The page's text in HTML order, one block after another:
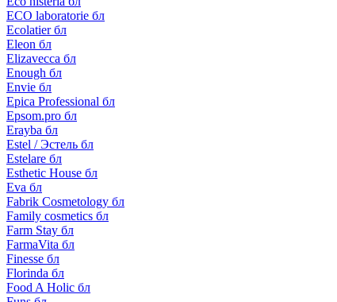
ECO laboratorie бл
Ecolatier бл
Eleon бл
Elizavecca бл
Enough бл
Envie бл
Epica Professional бл
Epsom.pro бл
Erayba бл
Estel / Эстель бл
Estelare бл
Esthetic House бл
Eva бл
Fabrik Cosmetology бл
Family cosmetics бл
Farm Stay бл
FarmaVita бл
Finesse бл
Florinda бл
Food A Holic бл